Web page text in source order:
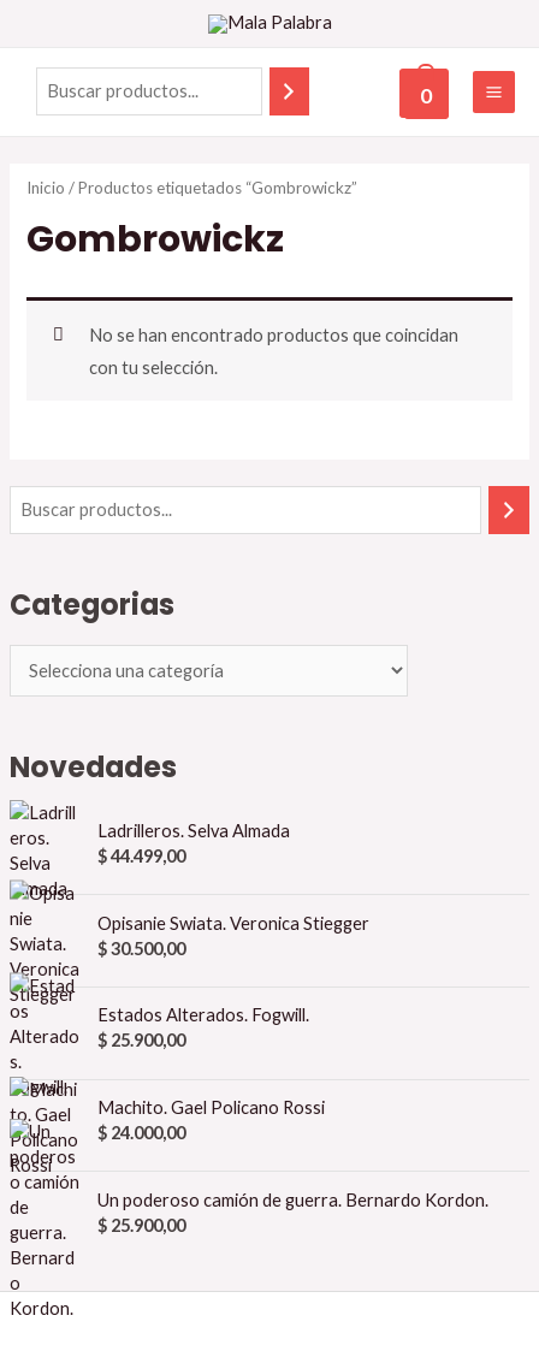
0
Categorias
Novedades
Ladrilleros. Selva Almada
$44.499,00
Opisanie Swiata. Veronica Stiegger
$30.500,00
Estados Alterados. Fogwill.
$25.900,00
Machito. Gael Policano Rossi
$24.000,00
Un poderoso camión de guerra. Bernardo Kordon.
$25.900,00
Inicio / Productos etiquetados “Gombrowickz”
Gombrowickz
No se han encontrado productos que coincidan
con tu selección.